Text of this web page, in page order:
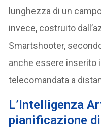
lunghezza di un
invece, costruito
Smartshooter,
anche essere inserito
telecomandata a
L’Intelligenza
pianificazione